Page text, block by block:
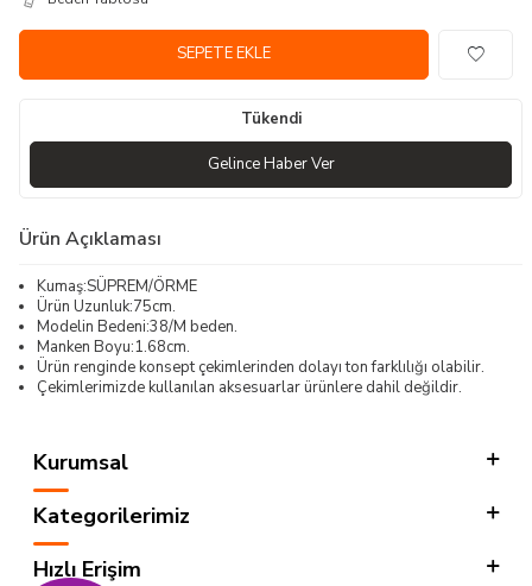
SEPETE EKLE
Tükendi
Gelince Haber Ver
Ürün Açıklaması
Kumaş:SÜPREM/ÖRME
Ürün Uzunluk:75cm.
Modelin Bedeni:38/M beden.
Manken Boyu:1.68cm.
Ürün renginde konsept çekimlerinden dolayı ton farklılığı olabilir.
Çekimlerimizde kullanılan aksesuarlar ürünlere dahil değildir.
Kurumsal
Kategorilerimiz
Hızlı Erişim